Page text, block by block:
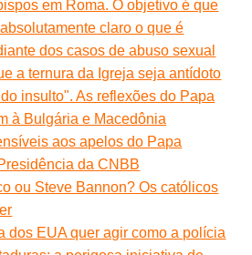
em Roma. O objetivo é que
claro o que é
dos casos de abuso sexual
a ternura da Igreja seja antídoto
insulto". As reflexões do Papa
à Bulgária e Macedônia
aos apelos do Papa
da CNBB
ou Steve Bannon? Os católicos
dos EUA quer agir como a polícia